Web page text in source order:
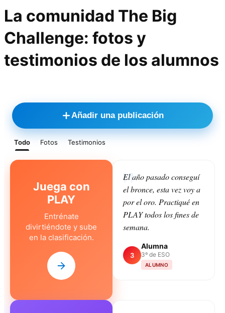
La comunidad The Big
Challenge: fotos y
testimonios de los alumnos
Añadir una publicación
Todo Fotos Testimonios
Juega con
PLAY
Entrénate
divirtiéndote y sube
en la clasificación.
El año pasado conseguí
el bronce, esta vez voy a
por el oro. Practiqué en
PLAY todos los fines de
semana.
3
Alumna
3º de ESO
ALUMNO